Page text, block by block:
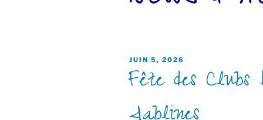
PUBLIÉ
JUIN 5, 2026
Fête des